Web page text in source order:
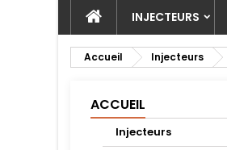
INJECTEURS
Accueil Injecteurs
ACCUEIL
Injecteurs